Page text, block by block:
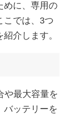
めに、専用の
こでは、3つ
介します。
や最大容量を
バッテリーを